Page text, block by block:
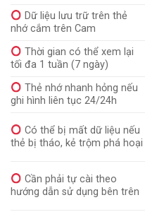
Dữ liệu lưu trữ trên thẻ
nhớ cắm trên Cam
Thời gian có thể xem lại
tối đa 1 tuần (7 ngày)
Thẻ nhớ nhanh hỏng nếu
ghi hình liên tục 24/24h
Có thể bị mất dữ liệu nếu
thẻ bị tháo, kẻ trộm phá hoại
Cần phải tự cài theo
hướng dẫn sử dụng bên trên